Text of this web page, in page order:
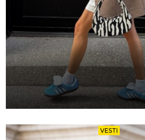
VESTI